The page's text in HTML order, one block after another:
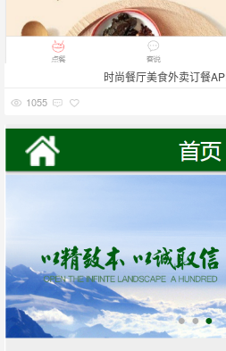
时尚餐厅美食外卖订餐
1055